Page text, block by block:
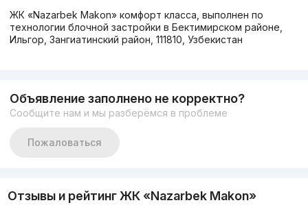
ЖК «Nazarbek Makon» комфорт класса, выполнен по
технологии блочной застройки в Бектимирском районе,
Ильгор, Зангиатинский район, 111810, Узбекистан
Объявление заполнено не корректно?
Сообщите нам и мы разберёмся в проблеме
Пожаловаться
Отзывы и рейтинг ЖК «Nazarbek Makon»